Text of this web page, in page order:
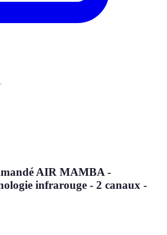
AIR MAMBA -
infrarouge - 2 canaux -